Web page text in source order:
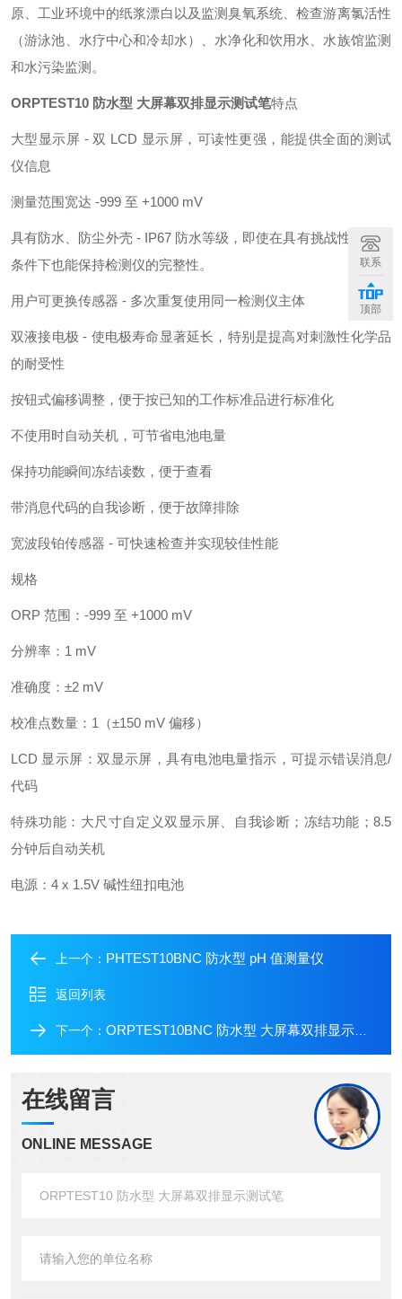
原、工业环境中的纸浆漂白以及监测臭氧系统、检查游离氯活性
（游泳池、水疗中心和冷却水）、水净化和饮用水、水族馆监测
和水污染监测。
ORPTEST10 防水型 大屏幕双排显示测试笔特点
大型显示屏 - 双 LCD 显示屏，可读性更强，能提供全面的测试
仪信息
测量范围宽达 -999 至 +1000 mV
具有防水、防尘外壳 - IP67 防水等级，即使在具有挑战性的现场
条件下也能保持检测仪的完整性。
用户可更换传感器 - 多次重复使用同一检测仪主体
双液接电极 - 使电极寿命显著延长，特别是提高对刺激性化学品
的耐受性
按钮式偏移调整，便于按已知的工作标准品进行标准化
不使用时自动关机，可节省电池电量
保持功能瞬间冻结读数，便于查看
带消息代码的自我诊断，便于故障排除
宽波段铂传感器 - 可快速检查并实现较佳性能
规格
ORP 范围：-999 至 +1000 mV
分辨率：1 mV
准确度：±2 mV
校准点数量：1（±150 mV 偏移）
LCD 显示屏：双显示屏，具有电池电量指示，可提示错误消息/
代码
特殊功能：大尺寸自定义双显示屏、自我诊断；冻结功能；8.5
分钟后自动关机
电源：4 x 1.5V 碱性纽扣电池
上一个： PHTEST10BNC 防水型 pH 值测量仪
返回列表
下一个： ORPTEST10BNC 防水型 大屏幕双排显示测试笔
在线留言
ONLINE MESSAGE
联系
顶部